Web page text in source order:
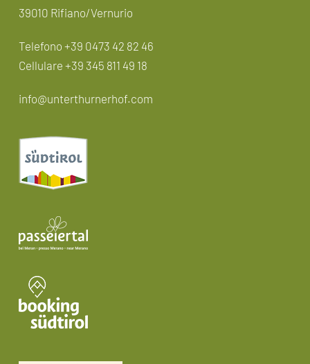
39010 Rifiano/Vernurio
Telefono +39 0473 42 82 46
Cellulare +39 345 811 49 18
info@unterthurnerhof.com